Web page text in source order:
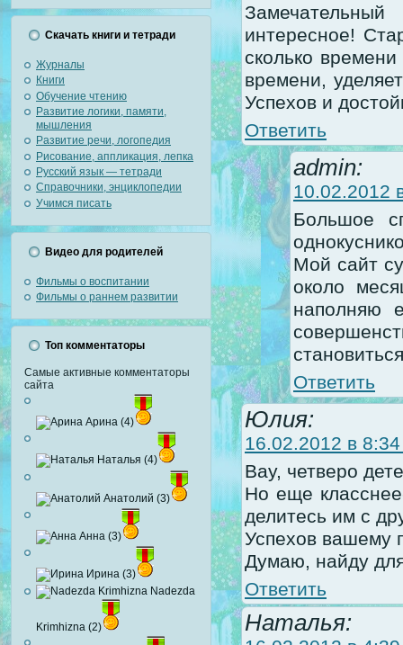
Скачать книги и тетради
Журналы
Книги
Обучение чтению
Развитие логики, памяти,
мышления
Развитие речи, логопедия
Рисование, аппликация, лепка
Русский язык — тетради
Справочники, энциклопедии
Учимся писать
Видео для родителей
Фильмы о воспитании
Фильмы о раннем развитии
Топ комментаторы
Самые активные комментаторы
сайта
Арина (4)
Наталья (4)
Анатолий (3)
Анна (3)
Ирина (3)
Nadezda
Krimhizna (2)
интересное!
сколько
времени,
Успехов и
Ответить
admin:
10.02.2012
Большое
Мой сайт
около
наполняю
Ответить
Юлия:
16.02.2012 в
Вау, четверо
Но еще
делитесь им с
Успехов вашему
Думаю, найду
Ответить
Наталья: